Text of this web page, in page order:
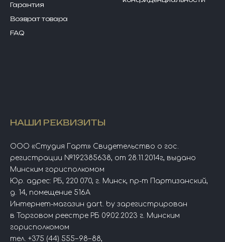
Гарантия
Возврат товара
FAQ
НАШИ РЕКВИЗИТЫ
ООО «Студия Гарт» Свидетельство о гос.
регистрации №192385638, от 28.11.2014г, выдано
Минским горисполкомом
Юр. адрес: РБ, 220 070, г. Минск, пр-т Партизанский,
д. 14, помещение 516А
Интернет-магазин gart. by зарегистрирован
в Торговом реестре РБ 09.02.2023 г. Минским
горисполкомом
тел. +375 (44) 555−98−88,